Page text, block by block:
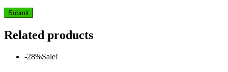
Related products
-28%Sale!